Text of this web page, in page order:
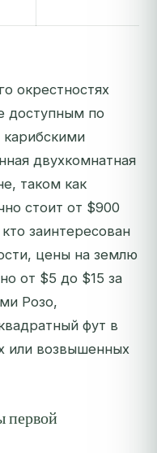
окрестностях
доступным по
двухкомнатная
таком как
стоит от $900
заинтересован
цены на землю
от $5 до $15 за
Розо,
фут в
или возвышенных
первой